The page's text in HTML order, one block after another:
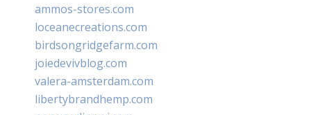
ammos-stores.com
loceanecreations.com
birdsongridgefarm.com
joiedevivblog.com
valera-amsterdam.com
libertybrandhemp.com